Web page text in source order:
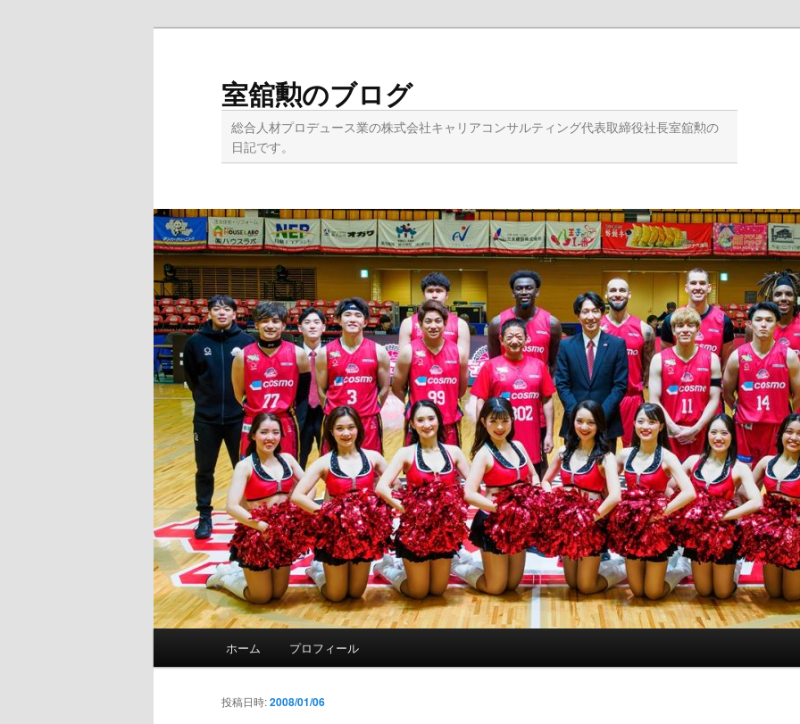
室舘勲のブログ
総合人材プロデュース業の株式会社キャリアコンサルティング代表取締役社長室舘勲の
日記です。
ホーム プロフィール
投稿日時:2008/01/06